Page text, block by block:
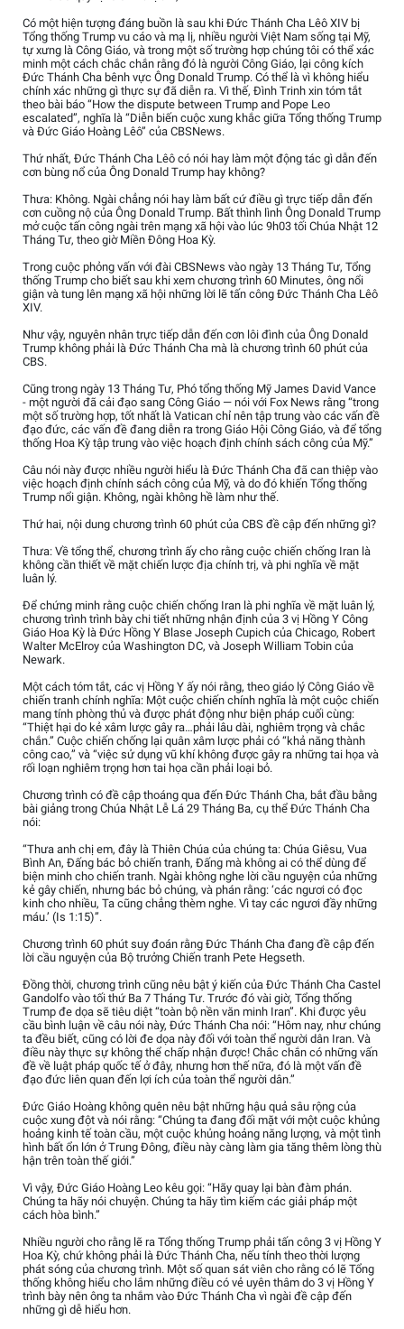
Có một hiện tượng đáng buồn là sau khi Đức Thánh Cha Lêô XIV bị
Tổng thống Trump vu cáo và mạ lị, nhiều người Việt Nam sống tại Mỹ,
tự xưng là Công Giáo, và trong một số trường hợp chúng tôi có thể xác
minh một cách chắc chắn rằng đó là người Công Giáo, lại công kích
Đức Thánh Cha bênh vực Ông Donald Trump. Có thể là vì không hiểu
chính xác những gì thực sự đã diễn ra. Vì thế, Đình Trinh xin tóm tắt
theo bài báo “How the dispute between Trump and Pope Leo
escalated”, nghĩa là “Diễn biến cuộc xung khắc giữa Tổng thống Trump
và Đức Giáo Hoàng Lêô” của CBSNews.
Thứ nhất, Đức Thánh Cha Lêô có nói hay làm một động tác gì dẫn đến
cơn bùng nổ của Ông Donald Trump hay không?
Thưa: Không. Ngài chẳng nói hay làm bất cứ điều gì trực tiếp dẫn đến
cơn cuồng nộ của Ông Donald Trump. Bất thình lình Ông Donald Trump
mở cuộc tấn công ngài trên mạng xã hội vào lúc 9h03 tối Chúa Nhật 12
Tháng Tư, theo giờ Miền Đông Hoa Kỳ.
Trong cuộc phỏng vấn với đài CBSNews vào ngày 13 Tháng Tư, Tổng
thống Trump cho biết sau khi xem chương trình 60 Minutes, ông nổi
giận và tung lên mạng xã hội những lời lẽ tấn công Đức Thánh Cha Lêô
XIV.
Như vậy, nguyên nhân trực tiếp dẫn đến cơn lôi đình của Ông Donald
Trump không phải là Đức Thánh Cha mà là chương trình 60 phút của
CBS.
Cũng trong ngày 13 Tháng Tư, Phó tổng thống Mỹ James David Vance
- một người đã cải đạo sang Công Giáo — nói với Fox News rằng “trong
một số trường hợp, tốt nhất là Vatican chỉ nên tập trung vào các vấn đề
đạo đức, các vấn đề đang diễn ra trong Giáo Hội Công Giáo, và để tổng
thống Hoa Kỳ tập trung vào việc hoạch định chính sách công của Mỹ.”
Câu nói này được nhiều người hiểu là Đức Thánh Cha đã can thiệp vào
việc hoạch định chính sách công của Mỹ, và do đó khiến Tổng thống
Trump nổi giận. Không, ngài không hề làm như thế.
Thứ hai, nội dung chương trình 60 phút của CBS đề cập đến những gì?
Thưa: Về tổng thể, chương trình ấy cho rằng cuộc chiến chống Iran là
không cần thiết về mặt chiến lược địa chính trị, và phi nghĩa về mặt
luân lý.
Để chứng minh rằng cuộc chiến chống Iran là phi nghĩa về mặt luân lý,
chương trình trình bày chi tiết những nhận định của 3 vị Hồng Y Công
Giáo Hoa Kỳ là Đức Hồng Y Blase Joseph Cupich của Chicago, Robert
Walter McElroy của Washington DC, và Joseph William Tobin của
Newark.
Một cách tóm tắt, các vị Hồng Y ấy nói rằng, theo giáo lý Công Giáo về
chiến tranh chính nghĩa: Một cuộc chiến chính nghĩa là một cuộc chiến
mang tính phòng thủ và được phát động như biện pháp cuối cùng:
“Thiệt hại do kẻ xâm lược gây ra…phải lâu dài, nghiêm trọng và chắc
chắn.” Cuộc chiến chống lại quân xâm lược phải có “khả năng thành
công cao,” và “việc sử dụng vũ khí không được gây ra những tai họa và
rối loạn nghiêm trọng hơn tai họa cần phải loại bỏ.
Chương trình có đề cập thoáng qua đến Đức Thánh Cha, bắt đầu bằng
bài giảng trong Chúa Nhật Lễ Lá 29 Tháng Ba, cụ thể Đức Thánh Cha
nói:
“Thưa anh chị em, đây là Thiên Chúa của chúng ta: Chúa Giêsu, Vua
Bình An, Đấng bác bỏ chiến tranh, Đấng mà không ai có thể dùng để
biện minh cho chiến tranh. Ngài không nghe lời cầu nguyện của những
kẻ gây chiến, nhưng bác bỏ chúng, và phán rằng: ‘các ngươi có đọc
kinh cho nhiều, Ta cũng chẳng thèm nghe. Vì tay các ngươi đầy những
máu.’ (Is 1:15)”.
Chương trình 60 phút suy đoán rằng Đức Thánh Cha đang đề cập đến
lời cầu nguyện của Bộ trưởng Chiến tranh Pete Hegseth.
Đồng thời, chương trình cũng nêu bật ý kiến của Đức Thánh Cha Castel
Gandolfo vào tối thứ Ba 7 Tháng Tư. Trước đó vài giờ, Tổng thống
Trump đe dọa sẽ tiêu diệt “toàn bộ nền văn minh Iran”. Khi được yêu
cầu bình luận về câu nói này, Đức Thánh Cha nói: “Hôm nay, như chúng
ta đều biết, cũng có lời đe dọa này đối với toàn thể người dân Iran. Và
điều này thực sự không thể chấp nhận được! Chắc chắn có những vấn
đề về luật pháp quốc tế ở đây, nhưng hơn thế nữa, đó là một vấn đề
đạo đức liên quan đến lợi ích của toàn thể người dân.”
Đức Giáo Hoàng không quên nêu bật những hậu quả sâu rộng của
cuộc xung đột và nói rằng: “Chúng ta đang đối mặt với một cuộc khủng
hoảng kinh tế toàn cầu, một cuộc khủng hoảng năng lượng, và một tình
hình bất ổn lớn ở Trung Đông, điều này càng làm gia tăng thêm lòng thù
hận trên toàn thế giới.”
Vì vậy, Đức Giáo Hoàng Leo kêu gọi: “Hãy quay lại bàn đàm phán.
Chúng ta hãy nói chuyện. Chúng ta hãy tìm kiếm các giải pháp một
cách hòa bình.”
Nhiều người cho rằng lẽ ra Tổng thống Trump phải tấn công 3 vị Hồng Y
Hoa Kỳ, chứ không phải là Đức Thánh Cha, nếu tính theo thời lượng
phát sóng của chương trình. Một số quan sát viên cho rằng có lẽ Tổng
thống không hiểu cho lắm những điều có vẻ uyên thâm do 3 vị Hồng Y
trình bày nên ông ta nhắm vào Đức Thánh Cha vì ngài đề cập đến
những gì dễ hiểu hơn.